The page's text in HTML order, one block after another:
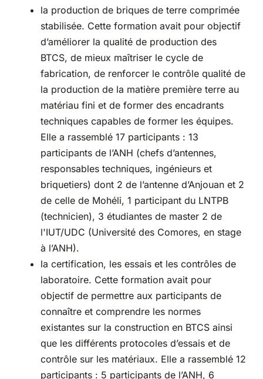
la production de briques de terre comprimée
stabilisée. Cette formation avait pour objectif
d’améliorer la qualité de production des
BTCS, de mieux maîtriser le cycle de
fabrication, de renforcer le contrôle qualité de
la production de la matière première terre au
matériau fini et de former des encadrants
techniques capables de former les équipes.
Elle a rassemblé 17 participants : 13
participants de l’ANH (chefs d’antennes,
responsables techniques, ingénieurs et
briquetiers) dont 2 de l’antenne d’Anjouan et 2
de celle de Mohéli, 1 participant du LNTPB
(technicien), 3 étudiantes de master 2 de
l'IUT/UDC (Université des Comores, en stage
à l’ANH).
la certification, les essais et les contrôles de
laboratoire. Cette formation avait pour
objectif de permettre aux participants de
connaître et comprendre les normes
existantes sur la construction en BTCS ainsi
que les différents protocoles d’essais et de
contrôle sur les matériaux. Elle a rassemblé 12
participants : 5 participants de l’ANH, 6